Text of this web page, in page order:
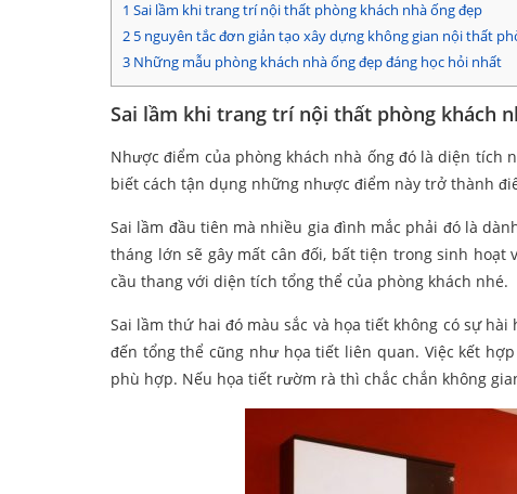
1 Sai lầm khi trang trí nội thất phòng khách nhà ống đẹp
2 5 nguyên tắc đơn giản tạo xây dựng không gian nội thất
3 Những mẫu phòng khách nhà ống đẹp đáng học hỏi nhất
Sai lầm khi trang trí nội thất phòng khách
Nhược điểm của phòng khách nhà ống đó là diện tích
biết cách tận dụng những nhược điểm này trở thành
Sai lầm đầu tiên mà nhiều gia đình mắc phải đó là
tháng lớn sẽ gây mất cân đối, bất tiện trong sinh
cầu thang với diện tích tổng thể của phòng khách nhé.
Sai lầm thứ hai đó màu sắc và họa tiết không có sự
đến tổng thể cũng như họa tiết liên quan. Việc kết
phù hợp. Nếu họa tiết rườm rà thì chắc chắn không